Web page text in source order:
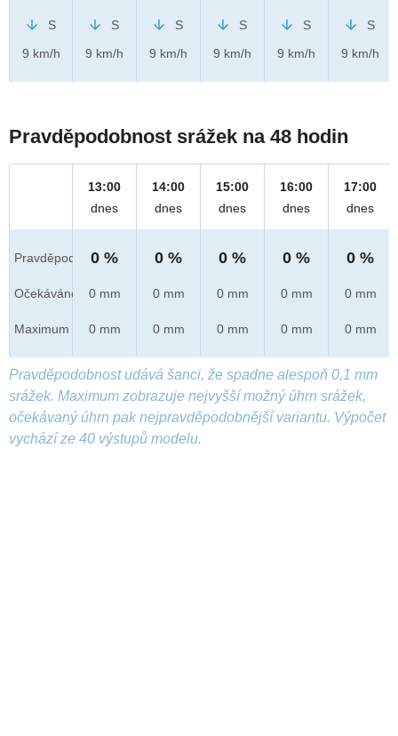
S
9 km/h
S
9 km/h
S
9 km/h
S
9 km/h
S
9 km/h
S
9 km/h
Pravděpodobnost srážek na 48 hodin
Pravděpod.
Očekáváno
Maximum
13:00
dnes
0 %
0 mm
0 mm
14:00
dnes
0 %
0 mm
0 mm
15:00
dnes
0 %
0 mm
0 mm
16:00
dnes
0 %
0 mm
0 mm
17:00
dnes
0 %
0 mm
0 mm
Pravděpodobnost udává šanci, že spadne alespoň 0,1 mm
srážek. Maximum zobrazuje nejvyšší možný úhrn srážek,
očekávaný úhrn pak nejpravděpodobnější variantu. Výpočet
vychází ze 40 výstupů modelu.